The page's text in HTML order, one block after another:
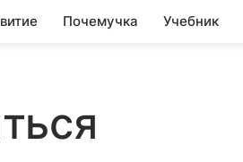
Почемучка Учебник